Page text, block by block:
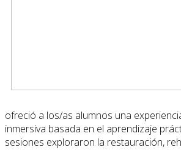
ofreció a los/as alumnos una
inmersiva basada en el aprendizaje
sesiones exploraron la restauración,